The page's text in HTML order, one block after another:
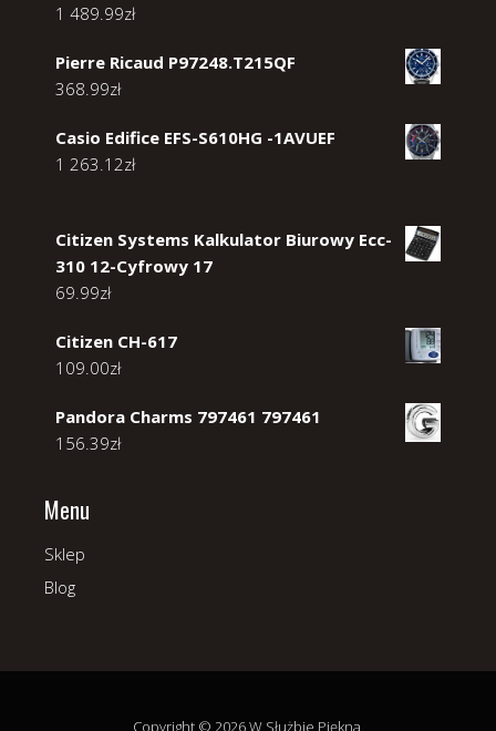
1 489.99zł
Pierre Ricaud P97248.T215QF
368.99zł
Casio Edifice EFS-S610HG -1AVUEF
1 263.12zł
Citizen Systems Kalkulator Biurowy Ecc-
310 12-Cyfrowy 17
69.99zł
Citizen CH-617
109.00zł
Pandora Charms 797461 797461
156.39zł
Menu
Sklep
Blog
Copyright © 2026 W Służbie Piękna.